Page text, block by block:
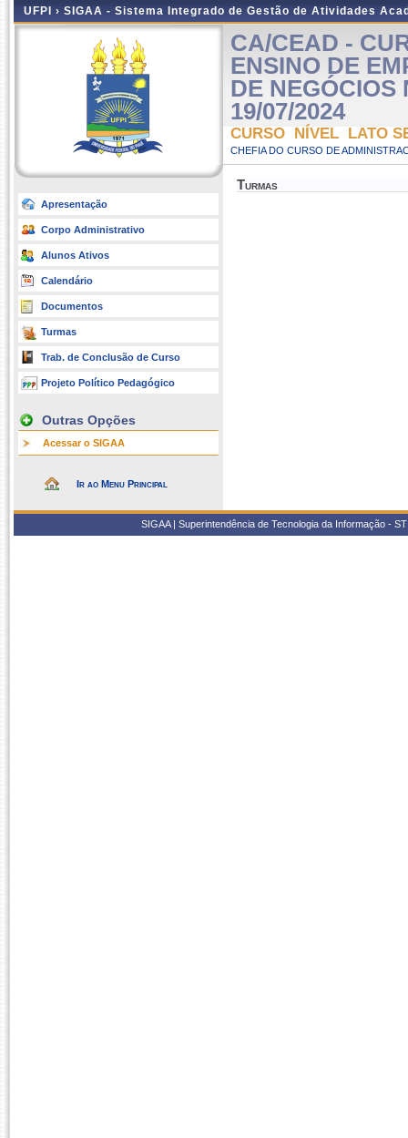
UFPI › SIGAA - Sistema Integrado de Gestão de Atividades
Apresentação
Corpo Administrativo
Alunos Ativos
Calendário
Documentos
Turmas
Trab. de Conclusão de Curso
Projeto Político Pedagógico
Outras Opções
Acessar o SIGAA
Ir ao Menu Principal
CA/CEAD -
ENSINO DE
DE NEGÓCIOS
19/07/2024
CURSO NÍVEL LATO
CHEFIA DO CURSO DE
Turmas
SIGAA | Superintendência de Tecnologia da Informação -